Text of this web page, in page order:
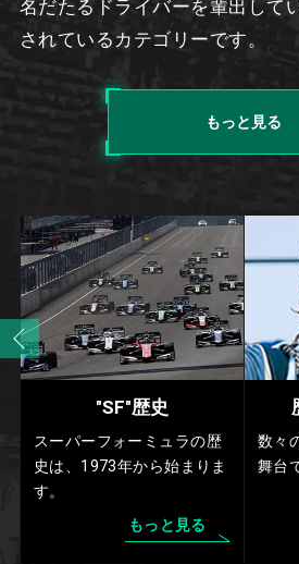
名だたるドライバーを輩出して
されているカテゴリーです。
もっと見る
"SF"歴史
スーパーフォーミュラの歴
史は、1973年から始まりま
す。
もっと見る
数々
舞台